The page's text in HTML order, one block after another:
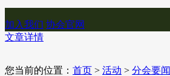
加入我们 协会官网
文章详情
您当前的位置： 首页 > 活动 > 分会要闻